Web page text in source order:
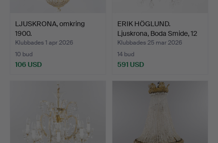
LJUSKRONA, omkring
1900.
Klubbades 1 apr 2026
10 bud
106 USD
ERIK HÖGLUND.
Ljuskrona, Boda Smide, 12
lj…
Klubbades 25 mar 2026
14 bud
591 USD